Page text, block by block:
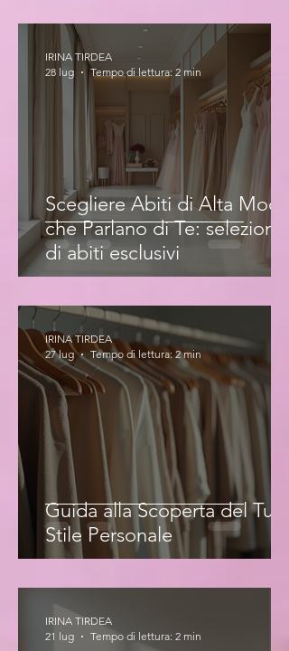
Scegliere Abiti di Alta Moda
che Parlano di Te: selezione
di abiti esclusivi
IRINA TIRDEA
28 lug
Tempo di lettura: 2 min
Guida alla Scoperta del Tuo
Stile Personale
IRINA TIRDEA
27 lug
Tempo di lettura: 2 min
IRINA TIRDEA
21 lug
Tempo di lettura: 2 min